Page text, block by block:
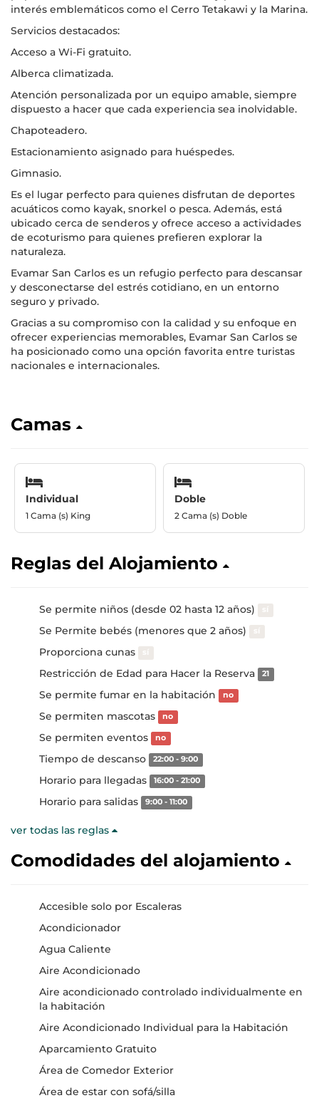
interés emblemáticos como el Cerro Tetakawi y la Marina.
Servicios destacados:
Acceso a Wi-Fi gratuito.
Alberca climatizada.
Atención personalizada por un equipo amable, siempre
dispuesto a hacer que cada experiencia sea inolvidable.
Chapoteadero.
Estacionamiento asignado para huéspedes.
Gimnasio.
Es el lugar perfecto para quienes disfrutan de deportes
acuáticos como kayak, snorkel o pesca. Además, está
ubicado cerca de senderos y ofrece acceso a actividades
de ecoturismo para quienes prefieren explorar la
naturaleza.
Evamar San Carlos es un refugio perfecto para descansar
y desconectarse del estrés cotidiano, en un entorno
seguro y privado.
Gracias a su compromiso con la calidad y su enfoque en
ofrecer experiencias memorables, Evamar San Carlos se
ha posicionado como una opción favorita entre turistas
nacionales e internacionales.
Camas
Individual
1 Cama (s) King
Doble
2 Cama (s) Doble
Reglas del Alojamiento
Se permite niños (desde 02 hasta 12 años) sí
Se Permite bebés (menores que 2 años) sí
Proporciona cunas sí
Restricción de Edad para Hacer la Reserva 21
Se permite fumar en la habitación no
Se permiten mascotas no
Se permiten eventos no
Tiempo de descanso 22:00 - 9:00
Horario para llegadas 16:00 - 21:00
Horario para salidas 9:00 - 11:00
ver todas las reglas
Comodidades del alojamiento
Accesible solo por Escaleras
Acondicionador
Agua Caliente
Aire Acondicionado
Aire acondicionado controlado individualmente en
la habitación
Aire Acondicionado Individual para la Habitación
Aparcamiento Gratuito
Área de Comedor Exterior
Área de estar con sofá/silla